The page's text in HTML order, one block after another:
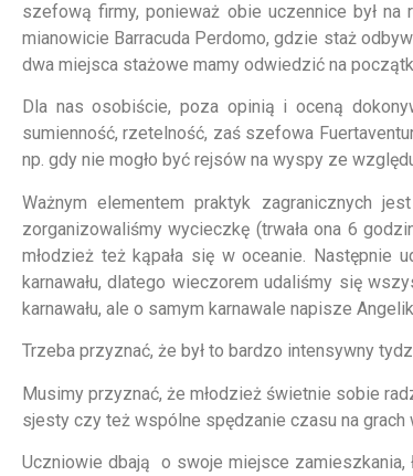
szefową firmy, ponieważ obie uczennice był
mianowicie Barracuda Perdomo, gdzie staż
dwa miejsca stażowe mamy odwiedzić na
Dla nas osobiście, poza opinią i oceną
sumienność, rzetelność, zaś szefowa
np. gdy nie mogło być rejsów na wyspy ze
Ważnym elementem praktyk zagranicznych
zorganizowaliśmy wycieczkę (trwała ona 6
młodzież też kąpała się w oceanie.
karnawału, dlatego wieczorem udaliśmy się
karnawału, ale o samym karnawale napisze
Trzeba przyznać, że był to bardzo intensywny
Musimy przyznać, że młodzież świetnie sobie
sjesty czy też wspólne spędzanie czasu na
Uczniowie dbają o swoje miejsce zamieszkania,